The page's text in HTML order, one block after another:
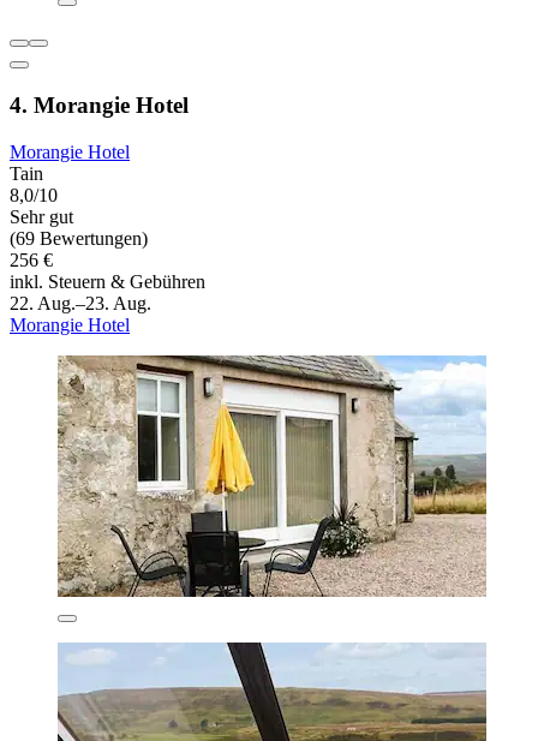
4. Morangie Hotel
Morangie Hotel
Tain
8,0/10
Sehr gut
(69 Bewertungen)
256 €
inkl. Steuern & Gebühren
22. Aug.–23. Aug.
Morangie Hotel